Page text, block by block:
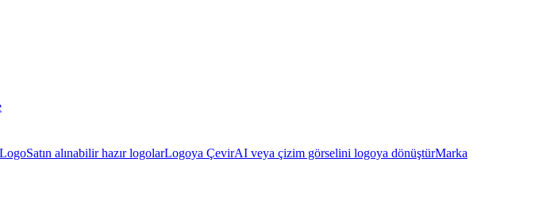
Satın alınabilir hazır logolarLogoya ÇevirAI veya çizim görselini logoya dönüştürMarka